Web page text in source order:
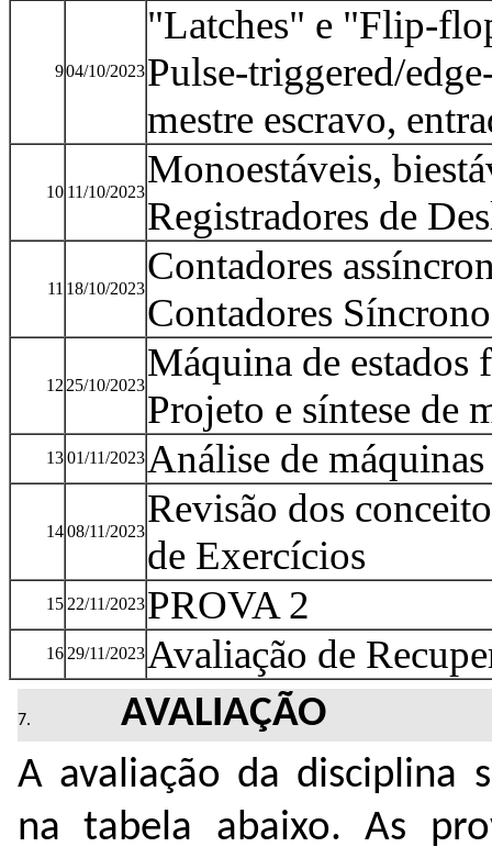
904/10/2023
"Latches" e "Flip-
Pulse-triggered/
mestre escravo,
10 11/10/2023
Monoestáveis,
Registradores de
11 18/10/2023
Contadores
Contadores
12 25/10/2023
Máquina de estados
Projeto e síntese de
1301/11/2023Análise de
1408/11/2023
Revisão dos
de Exercícios
15 22/11/2023PROVA 2
16 29/11/2023Avaliação de
AVALIAÇÃO
A avaliação da disciplina
na tabela abaixo. As